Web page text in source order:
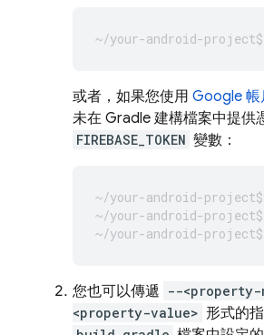
或者，如果您使用 Google 帳
未在 Gradle 建構檔案中提供
FIREBASE_TOKEN 變數：
您也可以傳遞 --<property-
<property-value> 形式的